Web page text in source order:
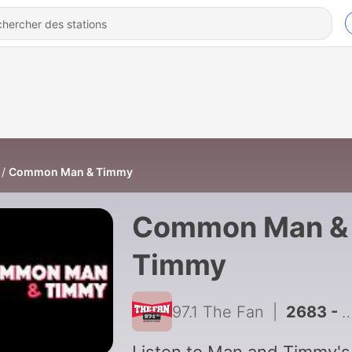
Common Man & Timmy
Common Man &
Timmy
97.1 The Fan 2683 - Common Man and Timmy August, 7, 2026